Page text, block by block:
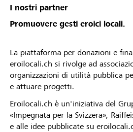
I nostri partner
Promuovere gesti eroici locali.
La piattaforma per donazioni e
eroilocali.ch si rivolge ad
organizzazioni di utilità pubblica
e attuare progetti.
Eroilocali.ch è un'iniziativa del
«Impegnata per la Svizzera»,
e alle idee pubblicate su